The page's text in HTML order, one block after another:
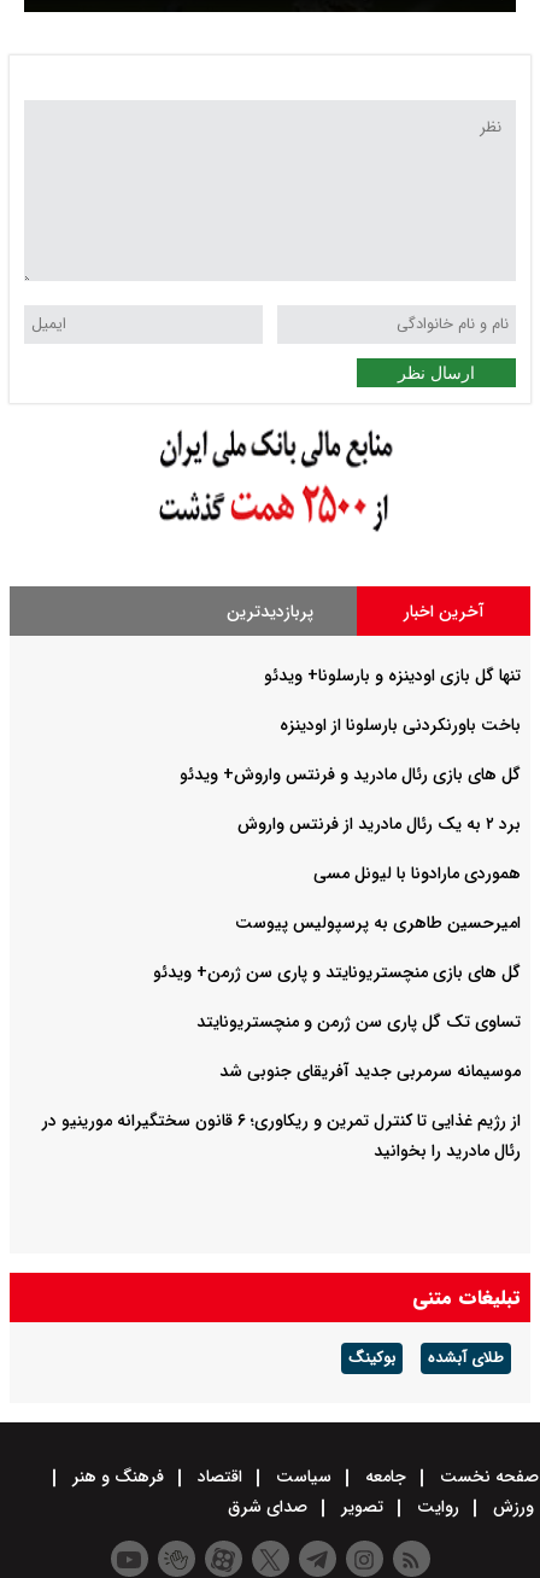
ارسال نظر
آخرین اخبار پربازدیدترین
تنها گل بازی اودینزه و بارسلونا+ ویدئو
باخت باورنکردنی بارسلونا از اودینزه
گل های بازی رئال مادرید و فرنتس واروش+ ویدئو
برد ۲ به یک رئال مادرید از فرنتس واروش
هموردی مارادونا با لیونل مسی
امیرحسین طاهری به پرسپولیس پیوست
گل های بازی منچستریونایتد و پاری سن ژرمن+ ویدئو
تساوی تک گل پاری سن ژرمن و منچستریونایتد
موسیمانه سرمربی جدید آفریقای جنوبی شد
از رژیم غذایی تا کنترل تمرین و ریکاوری؛ ۶ قانون سختگیرانه مورینیو در
رئال مادرید را بخوانید
تبلیغات متنی
طلای آبشده بوکینگ
صفحه نخست جامعه سیاست اقتصاد
فرهنگ و هنر
ورزش
روایت تصویر صدای شرق